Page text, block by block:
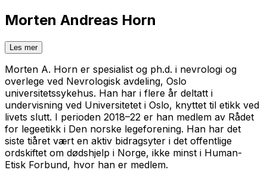
Morten Andreas Horn
Les mer
Morten A. Horn er spesialist og ph.d. i nevrologi og
overlege ved Nevrologisk avdeling, Oslo
universitetssykehus. Han har i flere år deltatt i
undervisning ved Universitetet i Oslo, knyttet til etikk ved
livets slutt. I perioden 2018–22 er han medlem av Rådet
for legeetikk i Den norske legeforening. Han har det
siste tiåret vært en aktiv bidragsyter i det offentlige
ordskiftet om dødshjelp i Norge, ikke minst i Human-
Etisk Forbund, hvor han er medlem.